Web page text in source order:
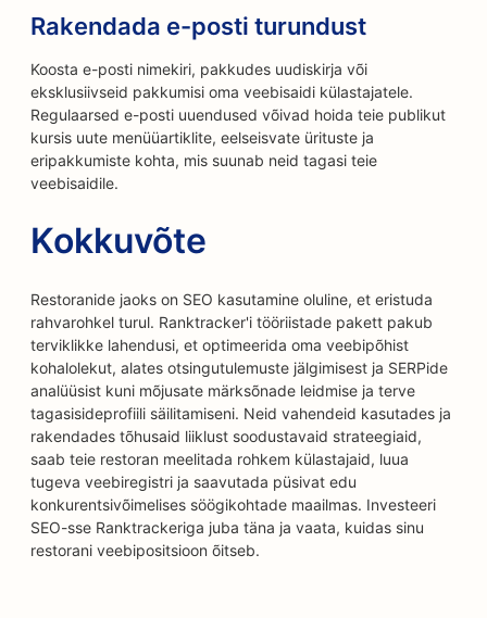
Rakendada e-posti turundust
Koosta e-posti nimekiri, pakkudes uudiskirja või
eksklusiivseid pakkumisi oma veebisaidi külastajatele.
Regulaarsed e-posti uuendused võivad hoida teie publikut
kursis uute menüüartiklite, eelseisvate ürituste ja
eripakkumiste kohta, mis suunab neid tagasi teie
veebisaidile.
Kokkuvõte
Restoranide jaoks on SEO kasutamine oluline, et eristuda
rahvarohkel turul. Ranktracker'i tööriistade pakett pakub
terviklikke lahendusi, et optimeerida oma veebipõhist
kohalolekut, alates otsingutulemuste jälgimisest ja SERPide
analüüsist kuni mõjusate märksõnade leidmise ja terve
tagasisideprofiili säilitamiseni. Neid vahendeid kasutades ja
rakendades tõhusaid liiklust soodustavaid strateegiaid,
saab teie restoran meelitada rohkem külastajaid, luua
tugeva veebiregistri ja saavutada püsivat edu
konkurentsivõimelises söögikohtade maailmas. Investeeri
SEO-sse Ranktrackeriga juba täna ja vaata, kuidas sinu
restorani veebipositsioon õitseb.